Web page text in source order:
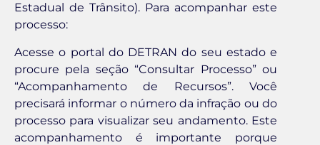
Estadual de Trânsito). Para acompanhar este
processo:
Acesse o portal do DETRAN do seu estado e
procure pela seção “Consultar Processo” ou
“Acompanhamento de Recursos”. Você
precisará informar o número da infração ou do
processo para visualizar seu andamento. Este
acompanhamento é importante porque